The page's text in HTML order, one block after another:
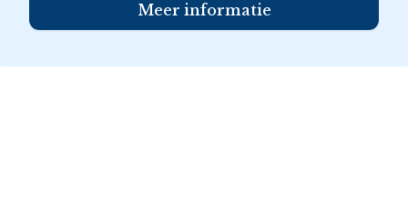
Meer informatie